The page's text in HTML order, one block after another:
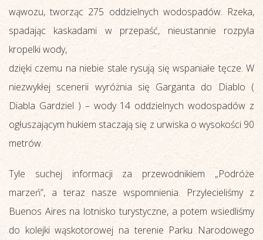
wąwozu, tworząc 275 oddzielnych wodospadów. Rzeka,
spadając kaskadami w przepaść, nieustannie rozpyla
kropelki wody,
dzięki czemu na niebie stale rysują się wspaniałe tęcze. W
niezwykłej scenerii wyróżnia się Garganta do Diablo (
Diabla Gardziel ) – wody 14 oddzielnych wodospadów z
ogłuszającym hukiem staczają się z urwiska o wysokości 90
metrów.
Tyle suchej informacji za przewodnikiem „Podróże
marzeń”, a teraz nasze wspomnienia. Przylecieliśmy z
Buenos Aires na lotnisko turystyczne, a potem wsiedliśmy
do kolejki wąskotorowej na terenie Parku Narodowego